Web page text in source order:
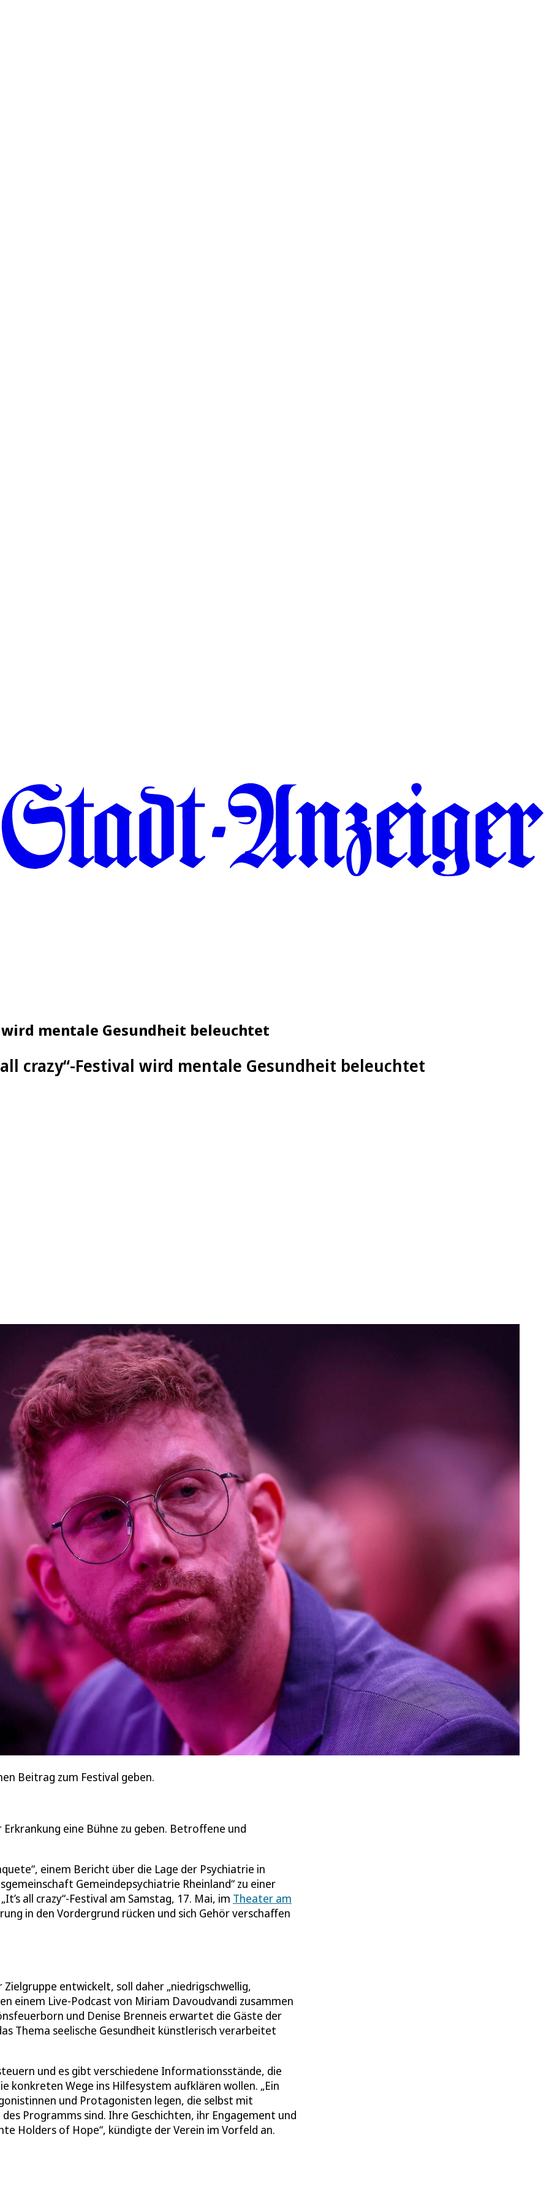
mentale Gesundheit beleuchtet
crazy“-Festival wird mentale Gesundheit beleuchtet
Beitrag zum Festival geben.
eine Bühne zu geben. Betroffene und
einem Bericht über die Lage der Psychiatrie in
Gemeindepsychiatrie Rheinland“ zu einer
all crazy“-Festival am Samstag, 17. Mai, im Theater am
in den Vordergrund rücken und sich Gehör verschaffen
entwickelt, soll daher „niedrigschwellig,
einem Live-Podcast von Miriam Davoudvandi zusammen
und Denise Brenneis erwartet die Gäste der
Thema seelische Gesundheit künstlerisch verarbeitet
und es gibt verschiedene Informationsstände, die
konkreten Wege ins Hilfesystem aufklären wollen. „Ein
und Protagonisten legen, die selbst mit
Programms sind. Ihre Geschichten, ihr Engagement und
Holders of Hope“, kündigte der Verein im Vorfeld an.